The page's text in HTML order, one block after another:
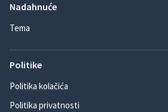
Nadahnuće
Tema
Politike
Politika kolačića
Politika privatnosti